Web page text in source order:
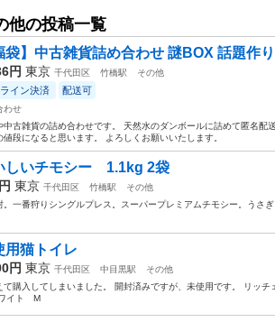
他の投稿一覧
袋】中古雑貨詰め合わせ 謎BOX 話題作
円 東京 千代田区 竹橋駅 その他
イン決済 配送可
わせ
中古雑貨の詰め合わせです。 天然水のダンボールに詰めて匿名配
値段になると思います。 よろしくお願いいたします。
しいチモシー 1.1kg 2袋
東京 千代田区 竹橋駅
その他
。一番狩りシングルプレス。スーパープレミアムチモシー。うさ
用猫トイレ
円 東京 千代田区 中目黒駅
その他
て購入してしまいました。 開封済みですが、未使用です。 リッ
イト M